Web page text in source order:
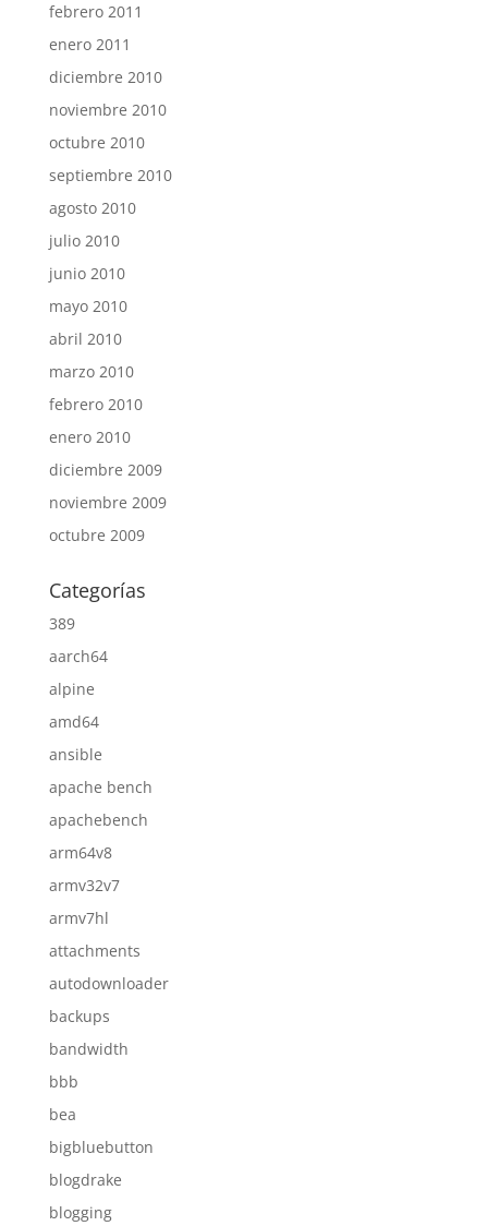
febrero 2011
enero 2011
diciembre 2010
noviembre 2010
octubre 2010
septiembre 2010
agosto 2010
julio 2010
junio 2010
mayo 2010
abril 2010
marzo 2010
febrero 2010
enero 2010
diciembre 2009
noviembre 2009
octubre 2009
Categorías
389
aarch64
alpine
amd64
ansible
apache bench
apachebench
arm64v8
armv32v7
armv7hl
attachments
autodownloader
backups
bandwidth
bbb
bea
bigbluebutton
blogdrake
blogging